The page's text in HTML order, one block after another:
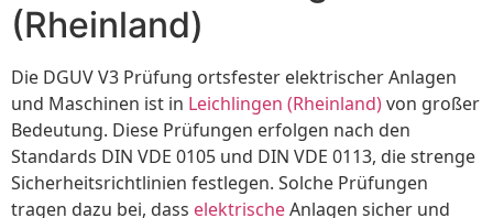
(Rheinland)
Die DGUV V3 Prüfung ortsfester elektrischer Anlagen
und Maschinen ist in Leichlingen (Rheinland)von großer
Bedeutung. Diese Prüfungen erfolgen nach den
Standards DIN VDE 0105 und DIN VDE 0113, die strenge
Sicherheitsrichtlinien festlegen. Solche Prüfungen
tragen dazu bei, dass elektrischeAnlagen sicher und